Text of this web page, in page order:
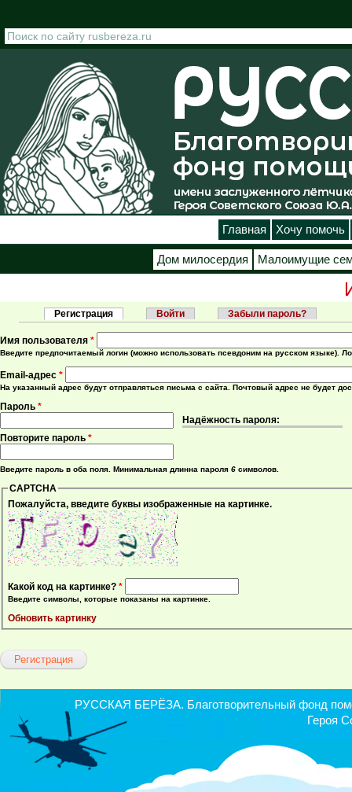
Главная Хочу помочь
Дом милосердия Малоимущие
Главные вкладки
Регистрация (активная вкладка)
Войти Забыли пароль?
Имя пользователя *
Введите предпочитаемый логин (можно использовать псевдоним на русском языке).
Email-адрес *
На указанный адрес будут отправляться письма с сайта. Почтовый адрес не будет
Надёжность пароля:
Пароль *
Повторите пароль *
Введите пароль в оба поля. Минимальная длинна пароля 6 символов.
CAPTCHA
Пожалуйста, введите буквы изображенные на картинке.
Какой код на картинке? *
Введите символы, которые показаны на картинке.
Обновить картинку
РУССКАЯ БЕРЁЗА. Благотворительный фонд
Героя